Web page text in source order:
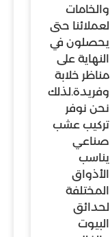
والخامات
لعملائنا حتى
يحصلون في
النهاية على
مناظر خلابة
وفريدة.لذلك
نحن نوفر
تركيب عشب
صناعي
يناسب
الأذواق
المختلفة
لحدائق
البيوت